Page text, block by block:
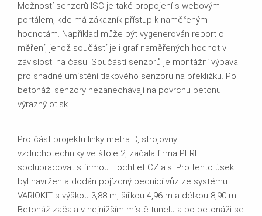
Možností senzorů ISC je také propojení s webovým
portálem, kde má zákazník přístup k naměřeným
hodnotám. Například může být vygenerován report o
měření, jehož součástí je i graf naměřených hodnot v
závislosti na času. Součástí senzorů je montážní výbava
pro snadné umístění tlakového senzoru na překližku. Po
betonáži senzory nezanechávají na povrchu betonu
výrazný otisk.
Pro část projektu linky metra D, strojovny
vzduchotechniky ve štole 2, začala firma PERI
spolupracovat s firmou Hochtief CZ a.s. Pro tento úsek
byl navržen a dodán pojízdný bednicí vůz ze systému
VARIOKIT s výškou 3,88 m, šířkou 4,96 m a délkou 8,90 m.
Betonáž začala v nejnižším místě tunelu a po betonáži se